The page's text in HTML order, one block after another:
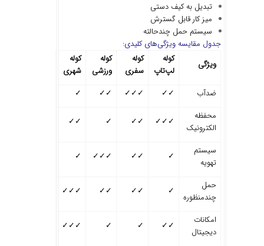
تبدیل به کیف دستی
میز کار قابل گسترش
سیستم حمل چندحالته
جدول مقایسه ویژگی‌های کلیدی:
ویژگی
کوله
لپتاپ
کوله
سفری
کوله
ورزشی
کوله
شهری
ضدآب
✓✓
✓✓✓
✓✓
✓
محفظه
الکترونیک
✓✓✓
✓✓
✓
✓✓
سیستم
تهویه
✓
✓✓
✓✓✓
✓
حمل
چندمنظوره
✓
✓✓
✓✓
✓✓✓
امکانات
دیجیتال
✓✓
✓
✓
✓✓✓